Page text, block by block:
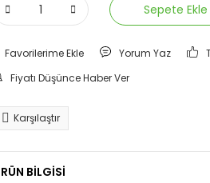
Sepete Ekle
Yorum Yaz
Fiyatı Düşünce Haber Ver
Karşılaştır
BİLGİSİ